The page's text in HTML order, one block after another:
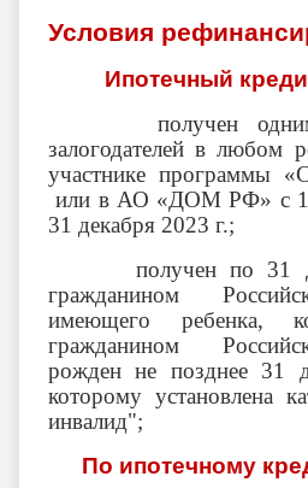
Условия
Ипотечный
получен одним
залогодателей в любом
участнике программы
или в АО «ДОМ РФ» с 1
31 декабря 2023 г.;
получен по 31
гражданином
имеющего ребенка,
гражданином
рожден не позднее 31
которому установлена
инвалид";
По ипотечному